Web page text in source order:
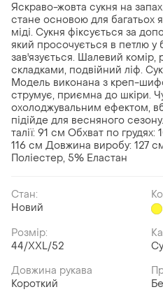
Яскраво-жовта сукня на
стане основою для багатьох
міді. Сукня фіксується за
який просочується в петлю у
зав'язується. Шалевий комір,
складками, подвійний ліф.
Модель виконана з креп-
струмує, приємна до шкіри.
охолоджувальним ефектом,
підійде для весняного
талії: 91 см Обхват по
116 см Довжина виробу: 127
Поліестер, 5% Еластан
Стан:
Новий
Розмір:
44/XXL/52
Довжина рукава
Короткий